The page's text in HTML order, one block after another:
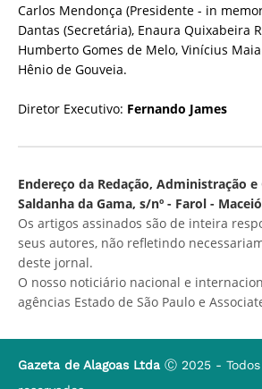
Carlos Mendonça (Presidente - in
Dantas (Secretária), Enaura Quixabeira
Humberto Gomes de Melo, Vinícius
Hênio de Gouveia.
Diretor Executivo: Fernando James
Endereço da Redação, Administração e
Saldanha da Gama, s/nº - Farol -
Os artigos assinados são de inteira
seus autores, não refletindo
deste jornal.
O nosso noticiário nacional e
agências Estado de São Paulo e
Gazeta de Alagoas Ltda Ⓒ 2025 -